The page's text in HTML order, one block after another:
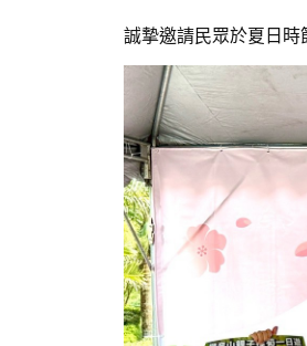
誠摯邀請民眾於夏日時